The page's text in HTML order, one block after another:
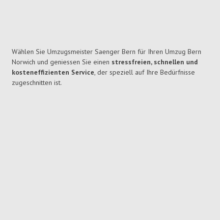
Wählen Sie Umzugsmeister Saenger Bern für Ihren Umzug Bern
Norwich und geniessen Sie einen stressfreien, schnellen und
kosteneffizienten Service, der speziell auf Ihre Bedürfnisse
zugeschnitten ist.